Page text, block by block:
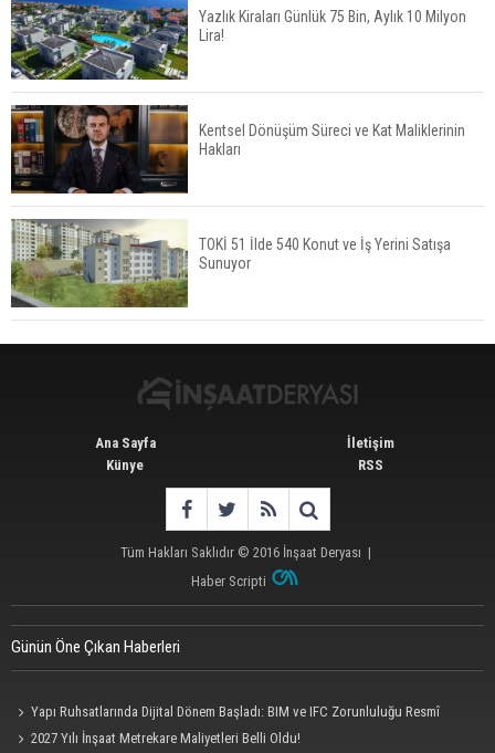
Tercih Döneminde Barınma Telaşı Başladı
Aileden Miras Kalan Ev Nasıl Satılır?
İstanbul'da 15 Bin Kiralık Sosyal Konut Eylülde
Kiraya Verilecek
Yazlık Kiraları Günlük 75 Bin, Aylık 10 Milyon
Lira!
Kentsel Dönüşüm Süreci ve Kat Maliklerinin
Hakları
TOKİ 51 İlde 540 Konut ve İş Yerini Satışa
Sunuyor
Ana Sayfa
Künye
İletişim
RSS
Tüm Hakları Saklıdır © 2016 İnşaat Deryası |
Haber Scripti
Günün Öne Çıkan Haberleri
Yapı Ruhsatlarında Dijital Dönem Başladı: BIM ve IFC Zorunluluğu Resmî
Gazete'de
2027 Yılı İnşaat Metrekare Maliyetleri Belli Oldu!